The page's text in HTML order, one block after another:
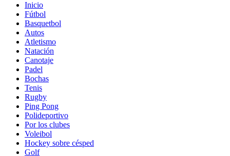
Inicio
Fútbol
Basquetbol
Autos
Atletismo
Natación
Canotaje
Padel
Bochas
Tenis
Rugby
Ping Pong
Polideportivo
Por los clubes
Voleibol
Hockey sobre césped
Golf